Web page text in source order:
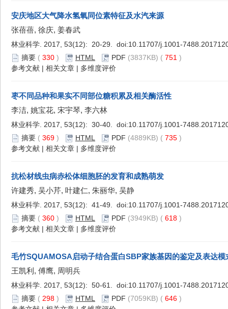
安庆地区大气降水氢氧同位素特征及水汽来源
张蓓蓓, 徐庆, 姜春武
林业科学. 2017, 53(12): 20-29. doi:10.11707/j.1001-
摘要 ( 330 ) HTML PDF (3837KB) ( 751 )
参考文献 | 相关文章 | 多维度评价
枣不同品种和果实不同部位糖积累及相关酶活性
李洁, 姚宝花, 宋宇琴, 李六林
林业科学. 2017, 53(12): 30-40. doi:10.11707/j.1001-
摘要 ( 369 ) HTML PDF (4889KB) ( 735 )
参考文献 | 相关文章 | 多维度评价
抗松材线虫病赤松体细胞胚的发育和成熟萌发
许建秀, 吴小芹, 叶建仁, 朱丽华, 吴静
林业科学. 2017, 53(12): 41-49. doi:10.11707/j.1001-
摘要 ( 360 ) HTML PDF (3949KB) ( 618 )
参考文献 | 相关文章 | 多维度评价
毛竹SQUAMOSA启动子结合蛋白SBP家族基因的鉴定及表达模
王凯利, 傅鹰, 周明兵
林业科学. 2017, 53(12): 50-61. doi:10.11707/j.1001-
摘要 ( 298 ) HTML PDF (7059KB) ( 646 )